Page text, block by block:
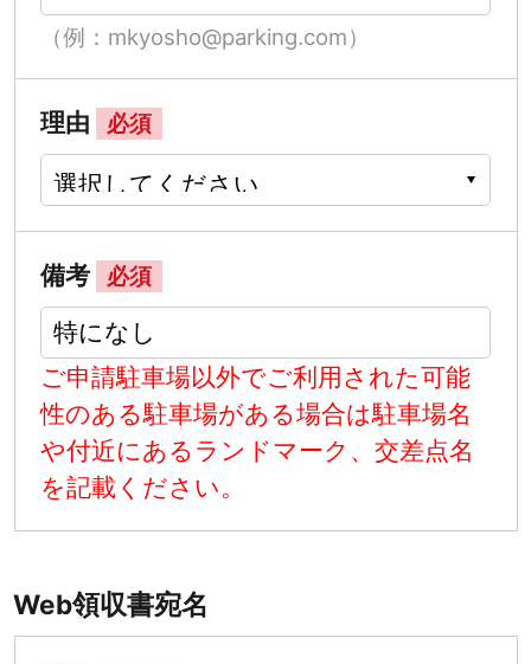
（例：mkyosho@parking.com）
理由 必須
備考 必須
ご申請駐車場以外でご利用された可能
性のある駐車場がある場合は駐車場名
や付近にあるランドマーク、交差点名
を記載ください。
Web領収書宛名